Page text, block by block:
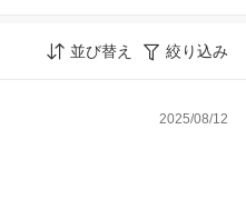
並び替え 絞り込み
2025/08/12